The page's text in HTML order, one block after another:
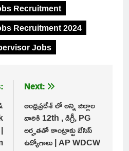
Recruitment
Recruitment 2024
Jobs
Next:
ఆంధ్రప్రదేశ్ లో అన్ని జిల్లాల
వారికి 12th , డిగ్రీ, PG
అర్హతతో కాంట్రాక్టు బేసిస్
ఉద్యోగాలు | AP WDCW